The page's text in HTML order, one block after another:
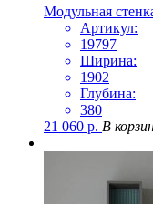
Модульная
Артикул:
19797
Ширина:
1902
Глубина:
380
21 060 р. В